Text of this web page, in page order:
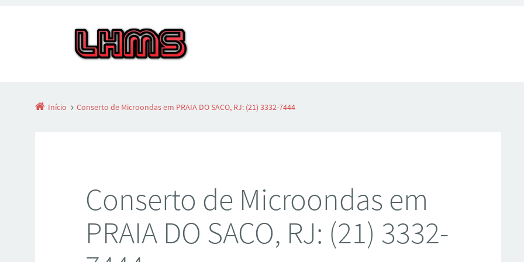
Início Conserto de Microondas em PRAIA DO SACO, RJ: (21) 3332-7444
Conserto de Microondas em
PRAIA DO SACO, RJ: (21) 3332-